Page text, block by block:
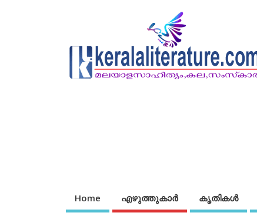
Home എഴുത്തുകാര്‍ കൃതികൾ